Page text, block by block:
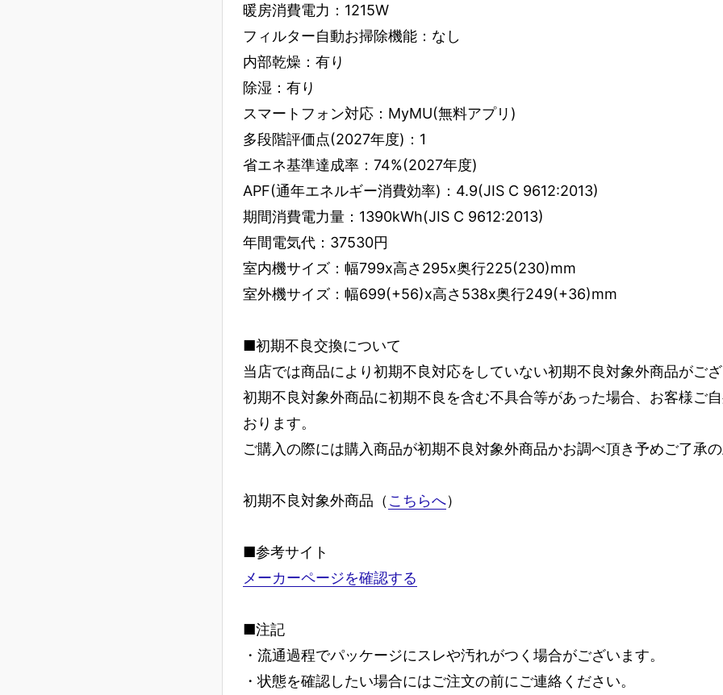
暖房消費電力：1215W
フィルター自動お掃除機能：なし
内部乾燥：有り
除湿：有り
スマートフォン対応：MyMU(無料アプリ)
多段階評価点(2027年度)：1
省エネ基準達成率：74%(2027年度)
APF(通年エネルギー消費効率)：4.9(JIS C 9612:2013)
期間消費電力量：1390kWh(JIS C 9612:2013)
年間電気代：37530円
室内機サイズ：幅799x高さ295x奥行225(230)mm
室外機サイズ：幅699(+56)x高さ538x奥行249(+36)mm
■初期不良交換について
当店では商品により初期不良対応をしていない初期不良対象外商品がご
初期不良対象外商品に初期不良を含む不具合等があった場合、お客様ご
おります。
ご購入の際には購入商品が初期不良対象外商品かお調べ頂き予めご了承
初期不良対象外商品（ こちらへ）
■参考サイト
メーカーページを確認する
■注記
・流通過程でパッケージにスレや汚れがつく場合がございます。
・状態を確認したい場合にはご注文の前にご連絡ください。